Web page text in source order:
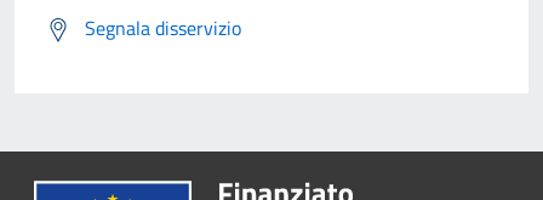
Segnala disservizio